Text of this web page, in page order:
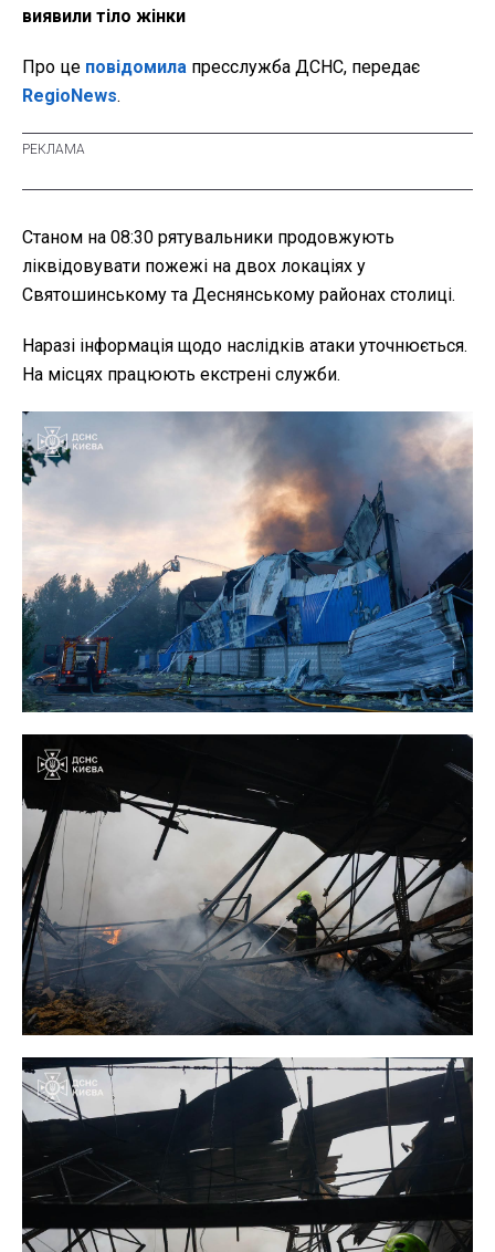
виявили тіло жінки
Про це повідомила пресслужба ДСНС, передає
RegioNews.
Станом на 08:30 рятувальники продовжують
ліквідовувати пожежі на двох локаціях у
Святошинському та Деснянському районах столиці.
Наразі інформація щодо наслідків атаки уточнюється.
На місцях працюють екстрені служби.